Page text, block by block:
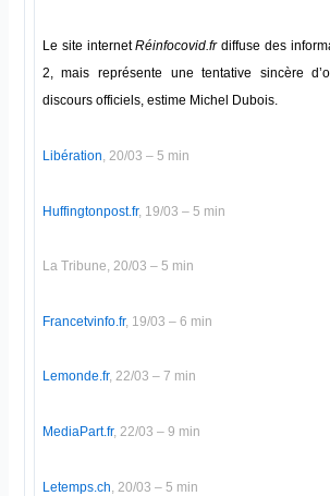
Le site internetRéinfocovid.frdiffuse des
2, mais représente une tentative sincère
discours officiels, estime Michel Dubois.
Libération, 20/03 – 5 min
Huffingtonpost.fr, 19/03 – 5 min
La Tribune, 20/03 – 5 min
Francetvinfo.fr, 19/03 – 6 min
Lemonde.fr, 22/03 – 7 min
MediaPart.fr, 22/03 – 9 min
Letemps.ch , 20/03 – 5 min